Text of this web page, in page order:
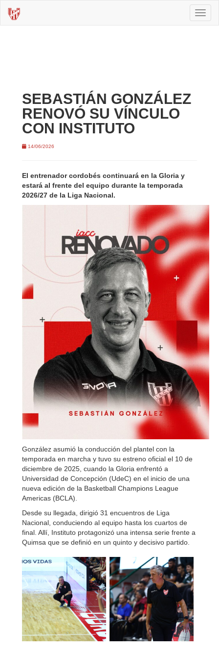
SEBASTIÁN GONZÁLEZ
RENOVÓ SU VÍNCULO
CON INSTITUTO
14/06/2026
El entrenador cordobés continuará en la Gloria y
estará al frente del equipo durante la temporada
2026/27 de la Liga Nacional.
González asumió la conducción del plantel con la
temporada en marcha y tuvo su estreno oficial el 10 de
diciembre de 2025, cuando la Gloria enfrentó a
Universidad de Concepción (UdeC) en el inicio de una
nueva edición de la Basketball Champions League
Americas (BCLA).
Desde su llegada, dirigió 31 encuentros de Liga
Nacional, conduciendo al equipo hasta los cuartos de
final. Allí, Instituto protagonizó una intensa serie frente a
Quimsa que se definió en un quinto y decisivo partido.